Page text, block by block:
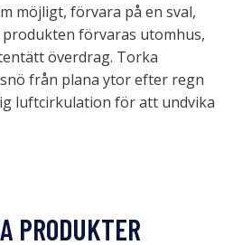
möjligt, förvara på en sval,
förvaras utomhus,
överdrag. Torka
från plana ytor efter regn
luftcirkulation för att undvika
PRODUKTER